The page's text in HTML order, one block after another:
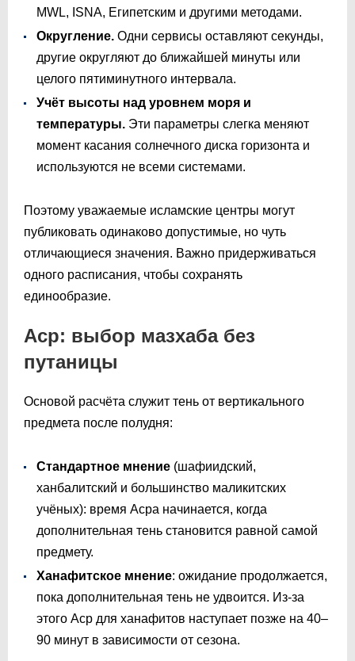
MWL, ISNA, Египетским и другими методами.
Округление. Одни сервисы оставляют секунды,
другие округляют до ближайшей минуты или
целого пятиминутного интервала.
Учёт высоты над уровнем моря и
температуры. Эти параметры слегка меняют
момент касания солнечного диска горизонта и
используются не всеми системами.
Поэтому уважаемые исламские центры могут
публиковать одинаково допустимые, но чуть
отличающиеся значения. Важно придерживаться
одного расписания, чтобы сохранять
единообразие.
Аср: выбор мазхаба без
путаницы
Основой расчёта служит тень от вертикального
предмета после полудня:
Стандартное мнение (шафиидский,
ханбалитский и большинство маликитских
учёных): время Асра начинается, когда
дополнительная тень становится равной самой
предмету.
Ханафитское мнение: ожидание продолжается,
пока дополнительная тень не удвоится. Из-за
этого Аср для ханафитов наступает позже на 40–
90 минут в зависимости от сезона.